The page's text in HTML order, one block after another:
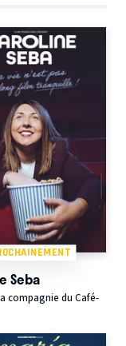
Seba
compagnie du Café-